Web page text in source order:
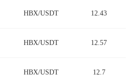
HBX/USDT 12.43
HBX/USDT 12.57
HBX/USDT 12.7